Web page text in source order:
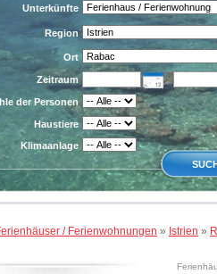
Unterkünfte
Region
Ort
Zeitraum
der Personen
Haustiere
Klimaanlage
/ Ferienwohnungen » Istrien »